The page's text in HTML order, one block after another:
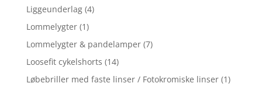
Liggeunderlag (4)
Lommelygter (1)
Lommelygter & pandelamper (7)
Loosefit cykelshorts (14)
Løbebriller med faste linser / Fotokromiske linser (1)